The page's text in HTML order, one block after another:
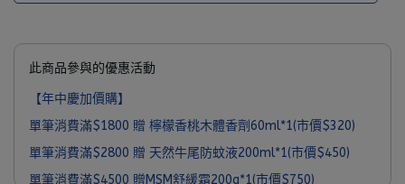
此商品參與的優惠活動
【年中慶加價購】
單筆消費滿$1800 贈 檸檬香桃木體香劑60ml*1(市價$320)
單筆消費滿$2800 贈 天然牛尾防蚊液200ml*1(市價$450)
單筆消費滿$4500 贈MSM舒緩霜200g*1(市價$750)